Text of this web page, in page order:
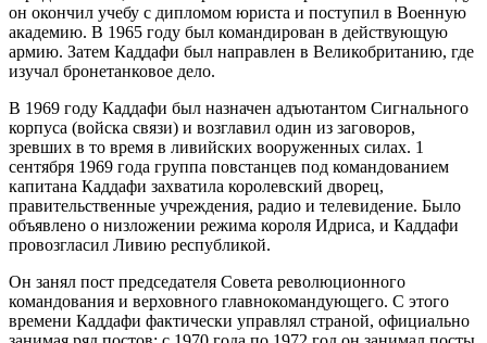
он окончил учебу с дипломом юриста и поступил в Военную
академию. В 1965 году был командирован в действующую
армию. Затем Каддафи был направлен в Великобританию, где
изучал бронетанковое дело.
В 1969 году Каддафи был назначен адъютантом Сигнального
корпуса (войска связи) и возглавил один из заговоров,
зревших в то время в ливийских вооруженных силах. 1
сентября 1969 года группа повстанцев под командованием
капитана Каддафи захватила королевский дворец,
правительственные учреждения, радио и телевидение. Было
объявлено о низложении режима короля Идриса, и Каддафи
провозгласил Ливию республикой.
Он занял пост председателя Совета революционного
командования и верховного главнокомандующего. С этого
времени Каддафи фактически управлял страной, официально